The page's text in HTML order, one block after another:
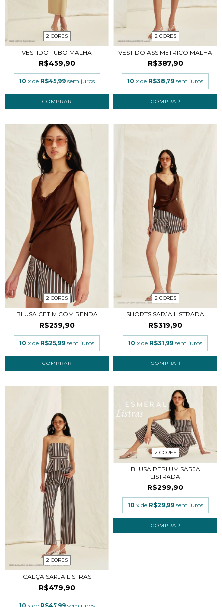
2 CORES
VESTIDO TUBO MALHA
R$459,90
10 x de R$45,99 sem juros
COMPRAR
2 CORES
VESTIDO ASSIMÉTRICO MALHA
R$387,90
10 x de R$38,79 sem juros
COMPRAR
2 CORES
BLUSA CETIM COM RENDA
R$259,90
10 x de R$25,99 sem juros
COMPRAR
2 CORES
SHORTS SARJA LISTRADA
R$319,90
10 x de R$31,99 sem juros
COMPRAR
2 CORES
CALÇA SARJA LISTRAS
R$479,90
10 x de R$47,99 sem juros
2 CORES
BLUSA PEPLUM SARJA
LISTRADA
R$299,90
10 x de R$29,99 sem juros
COMPRAR